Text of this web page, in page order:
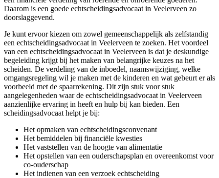
Daarom is een goede echtscheidingsadvocaat in Veelerveen zo
doorslaggevend.
Je kunt ervoor kiezen om zowel gemeenschappelijk als zelfstandig
een echtscheidingsadvocaat in Veelerveen te zoeken. Het voordeel
van een echtscheidingsadvocaat in Veelerveen is dat je deskundige
begeleiding krijgt bij het maken van belangrijke keuzes na het
scheiden. De verdeling van de inboedel, naamswijziging, welke
omgangsregeling wil je maken met de kinderen en wat gebeurt er als
voorbeeld met de spaarrekening. Dit zijn stuk voor stuk
aangelegenheden waar de echtscheidingsadvocaat in Veelerveen
aanzienlijke ervaring in heeft en hulp bij kan bieden. Een
scheidingsadvocaat helpt je bij:
Het opmaken van echtscheidingsconvenant
Het bemiddelen bij financiële kwesties
Het vaststellen van de hoogte van alimentatie
Het opstellen van een ouderschapsplan en overeenkomst voor
co-ouderschap
Het indienen van een verzoek echtscheiding